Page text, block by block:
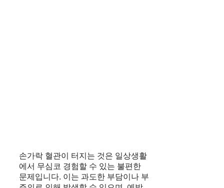
손가락 혈관이 터지는 것은 일상생활
에서 무심코 경험할 수 있는 불편한
문제입니다. 이는 과도한 부담이나 부